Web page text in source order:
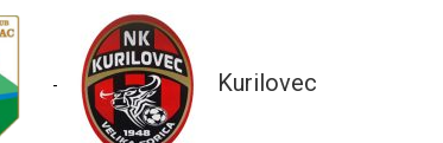
- Kurilovec